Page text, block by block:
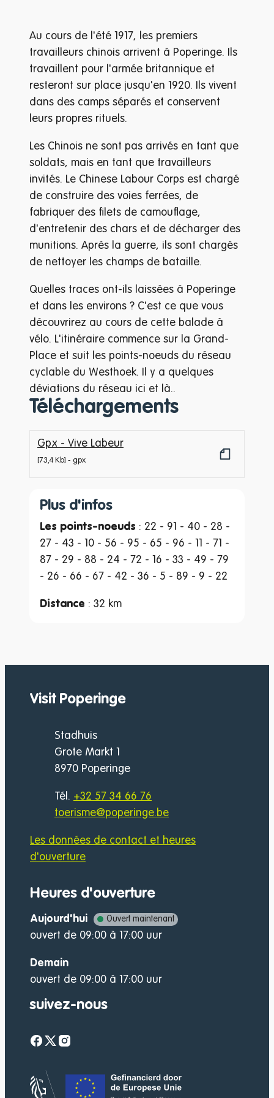
Au cours de l'été 1917, les premiers
travailleurs chinois arrivent à Poperinge. Ils
travaillent pour l'armée britannique et
resteront sur place jusqu'en 1920. Ils vivent
dans des camps séparés et conservent
leurs propres rituels.
Les Chinois ne sont pas arrivés en tant que
soldats, mais en tant que travailleurs
invités. Le Chinese Labour Corps est chargé
de construire des voies ferrées, de
fabriquer des filets de camouflage,
d'entretenir des chars et de décharger des
munitions. Après la guerre, ils sont chargés
de nettoyer les champs de bataille.
Quelles traces ont-ils laissées à Poperinge
et dans les environs ? C'est ce que vous
découvrirez au cours de cette balade à
vélo. L'itinéraire commence sur la Grand-
Place et suit les points-noeuds du réseau
cyclable du Westhoek. Il y a quelques
déviations du réseau ici et là..
Téléchargements
Gpx - Vive Labeur
73,4 Kb gpx
Plus d'infos
Les points-noeuds : 22 - 91 - 40 - 28 -
27 - 43 - 10 - 56 - 95 - 65 - 96 - 11 - 71 -
87 - 29 - 88 - 24 - 72 - 16 - 33 - 49 - 79
- 26 - 66 - 67 - 42 - 36 - 5 - 89 - 9 - 22
Distance : 32 km
Visit Poperinge
AdresseStadhuis
Grote Markt 1
,8970 Poperinge
+32 57 34 66 76
E-mailtoerisme@poperinge.be
Les données de contact et heures
d'ouverture
Heures d'ouverture
Aujourd'hui Ouvert maintenant
ouvert de 09:00 à 17:00 uur
Demain
ouvert de 09:00 à 17:00 uur
suivez-nous
Facebook
TwitterInstagram